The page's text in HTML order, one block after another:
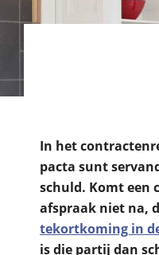
In het
pacta sunt
schuld. Komt een
afspraak niet na,
tekortkoming in
is die partij dan